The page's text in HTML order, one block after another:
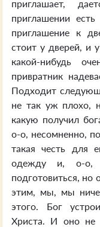
приглашает,
приглашении
приглашение к
стоит у дверей, и
какой-нибудь
привратник
Подходит
не так уж плохо,
какую получил
о-о, несомненно,
такая честь для
одежду и, о-о,
подготовиться, но
этим, мы, мы
этого. Бог
Христа. И оно не